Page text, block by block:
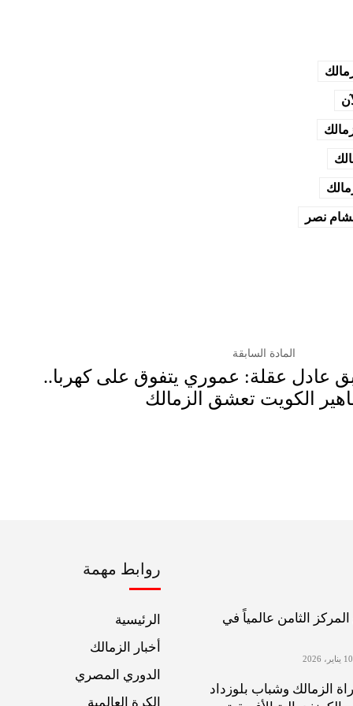
نصر
المادة السابقة
عادل عقلة: عموري يتفوق على كهربا..
الكويت تعشق الزمالك
روابط مهمة
الرئيسية
أخبار الزمالك
الدوري المصري
الكرة العالمية
الثامن عالمياً في
الزمالك وشباب بلوزداد